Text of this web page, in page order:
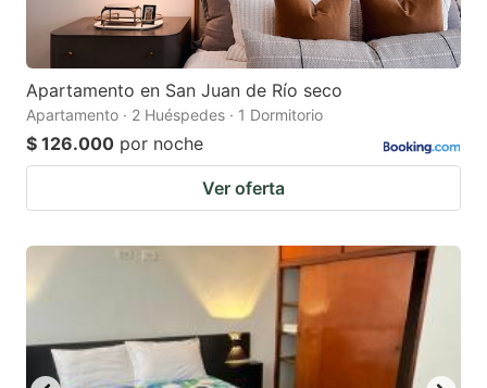
Apartamento en San Juan de Río seco
Apartamento · 2 Huéspedes · 1 Dormitorio
$ 126.000 por noche
Ver oferta